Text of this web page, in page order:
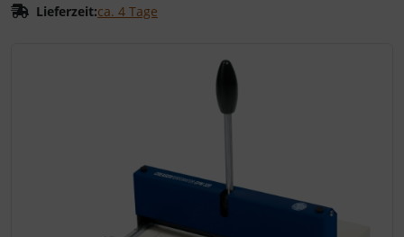
Lieferzeit:ca. 4 Tage